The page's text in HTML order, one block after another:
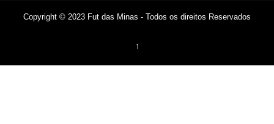
Copyright © 2023 Fut das Minas - Todos os direitos Reservados
↑